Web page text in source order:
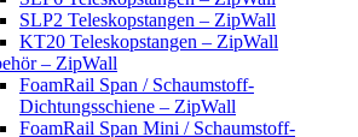
SLP2 Teleskopstangen – ZipWall
KT20 Teleskopstangen – ZipWall
– ZipWall
FoamRail Span / Schaumstoff-
Dichtungsschiene – ZipWall
FoamRail Span Mini / Schaumstoff-